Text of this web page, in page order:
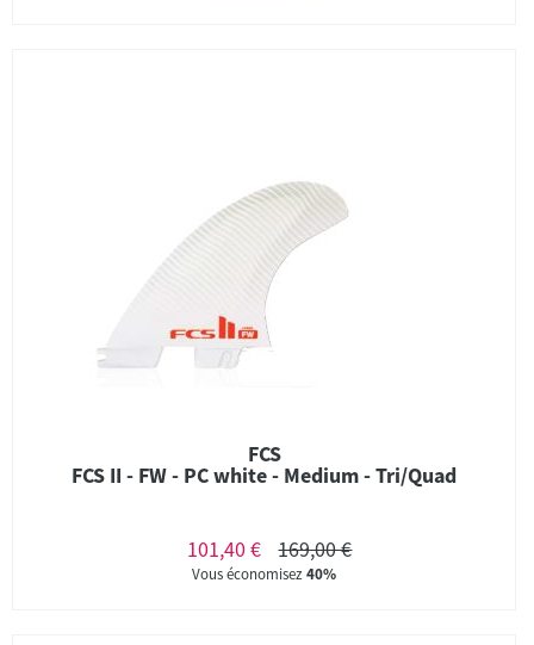
FCS
FCS II - FW - PC white - Medium - Tri/Quad
101,40 € 169,00 €
Vous économisez40%